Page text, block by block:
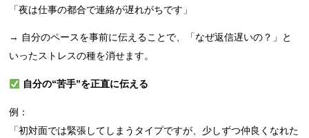
「夜は仕事の都合で連絡が遅れがちです」
→ 自分のペースを事前に伝えることで、「なぜ返信遅いの？」と
いったストレスの種を消せます。
自分の“苦手”を正直に伝える
例：
「初対面では緊張してしまうタイプですが、少しずつ仲良くなれた